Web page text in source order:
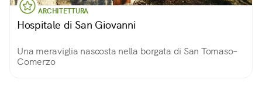
ARCHITETTURA
Hospitale di San Giovanni
Una meraviglia nascosta nella borgata di San Tomaso–
Comerzo